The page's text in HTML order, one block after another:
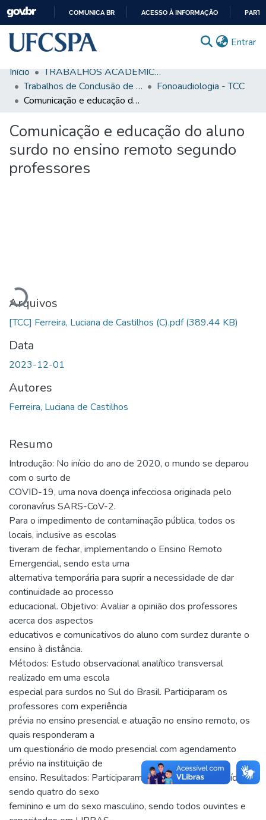
CONTEÚDO
COMUNICA BR ACESSO À INFORMAÇÃO
Entrar
Comunidades & Coleções
Busca Facetada
Estatísticas
Autoarquivamento
Sobre o RI-UFCSPA
Início
TRABALHOS ACADÊMICOS
Trabalhos de Conclusão de Curso de Graduação
Fonoaudiologia - TCC
Comunicação e educação do aluno surdo no ensino remoto segundo professores
Comunicação e educação do aluno
surdo no ensino remoto segundo
professores
Carregando...
Arquivos
[TCC] Ferreira, Luciana de Castilhos (C).pdf(389.44 KB)
Data
2023-12-01
Autores
Ferreira, Luciana de Castilhos
Resumo
Introdução: No início do ano de 2020, o mundo se deparou
com o surto de
COVID-19, uma nova doença infecciosa originada pelo
coronavírus SARS-CoV-2.
Para o impedimento de contaminação pública, todos os
locais, inclusive as escolas
tiveram de fechar, implementando o Ensino Remoto
Emergencial, sendo esta uma
alternativa temporária para suprir a necessidade de dar
continuidade ao processo
educacional. Objetivo: Avaliar a opinião dos professores
acerca dos aspectos
educativos e comunicativos do aluno com surdez durante o
ensino à distância.
Métodos: Estudo observacional analítico transversal
realizado em uma escola
especial para surdos no Sul do Brasil. Participaram os
professores com experiência
prévia no ensino presencial e atuação no ensino remoto, os
quais responderam a
um questionário de modo presencial com agendamento
prévio na instituição de
ensino. Resultados: Participaram do estudo cinco indivíduos,
sendo quatro do sexo
feminino e um do sexo masculino, sendo todos ouvintes e